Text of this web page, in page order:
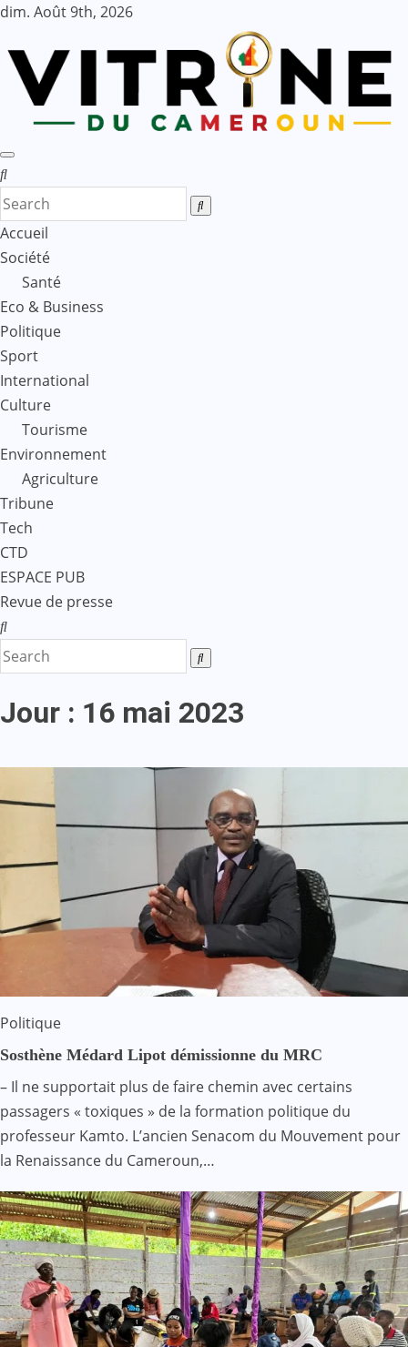
Skip
content
dim. Août 9th, 2026
Accueil
Société
Santé
Eco & Business
Politique
Sport
International
Culture
Tourisme
Environnement
Agriculture
Tribune
Tech
CTD
ESPACE PUB
Revue de presse
Jour : 16 mai 2023
Politique
Sosthène Médard Lipot démissionne du MRC
– Il ne supportait plus de faire chemin avec certains
passagers « toxiques » de la formation politique du
professeur Kamto. L’ancien Senacom du Mouvement pour
la Renaissance du Cameroun,…